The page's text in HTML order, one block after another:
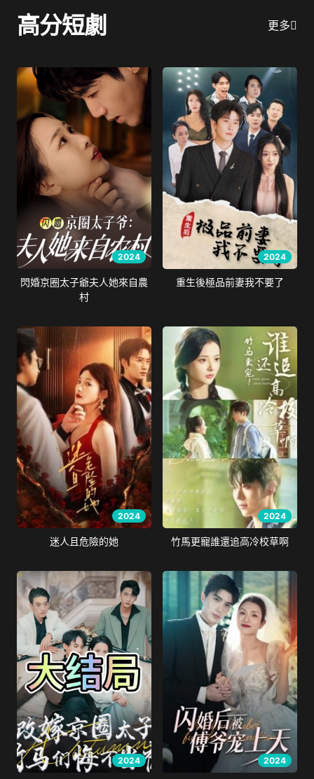
高分短劇 更多
2024
閃婚京圈太子爺夫人她來自農
村
2024
重生後極品前妻我不要了
2024
迷人且危險的她
2024
竹馬更寵誰還追高冷校草啊
2024 2024